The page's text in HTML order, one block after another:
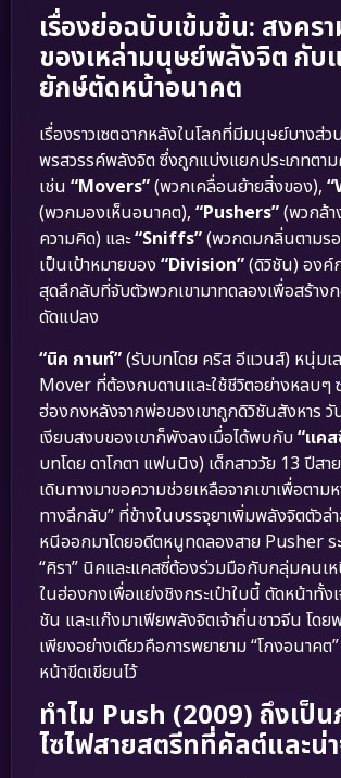
เรื่องย่อฉบับเข้มข้น: สงคร
ของเหล่ามนุษย์พลังจิต กั
ยักษ์ตัดหน้าอนาคต
เรื่องราวเซตฉากหลังในโลกที่มีมนุษย์บางส่
พรสวรรค์พลังจิต ซึ่งถูกแบ่งแยกประเภทตาม
เช่น “Movers”(พวกเคลื่อนย้ายสิ่งของ),
(พวกมองเห็นอนาคต), “Pushers”(พวกล้
ความคิด) และ“Sniffs”(พวกดมกลิ่นตาม
เป็นเป้าหมายของ “Division”(ดิวิชัน) องค์
สุดลึกลับที่จับตัวพวกเขามาทดลองเพื่อสร้า
ดัดแปลง
“นิค กานท์”(รับบทโดย คริส อีแวนส์) หนุ่มเ
Mover ที่ต้องกบดานและใช้ชีวิตอย่างหลบๆ
ฮ่องกงหลังจากพ่อของเขาถูกดิวิชันสังหาร
เงียบสงบของเขาก็พังลงเมื่อได้พบกับ“แค
บทโดย ดาโกตา แฟนนิง) เด็กสาววัย 13 ปีส
เดินทางมาขอความช่วยเหลือจากเขาเพื่อตามห
ทางลึกลับ” ที่ข้างในบรรจุยาเพิ่มพลังจิตตัวล่
หนีออกมาโดยอดีตหนูทดลองสาย Pusher ร
“คิรา” นิคและแคสซี่ต้องร่วมมือกับกลุ่มคน
ในฮ่องกงเพื่อแย่งชิงกระเป๋าใบนี้ ตัดหน้าทั้ง
ชัน และแก๊งมาเฟียพลังจิตเจ้าถิ่นชาวจีน โดย
เพียงอย่างเดียวคือการพยายาม “โกงอนาคต
หน้าขีดเขียนไว้
ทำไม Push (2009) ถึงเป็
ไซไฟสายสตรีทที่คัลต์และน่